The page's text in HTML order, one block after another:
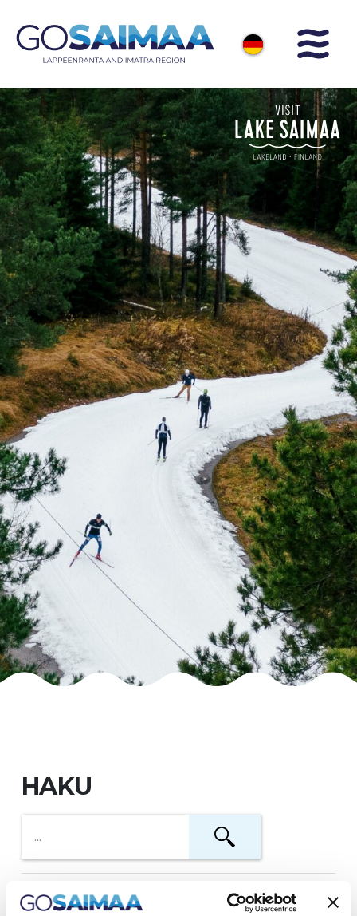
HAKU
Imatra erste Schnee Skiloipe